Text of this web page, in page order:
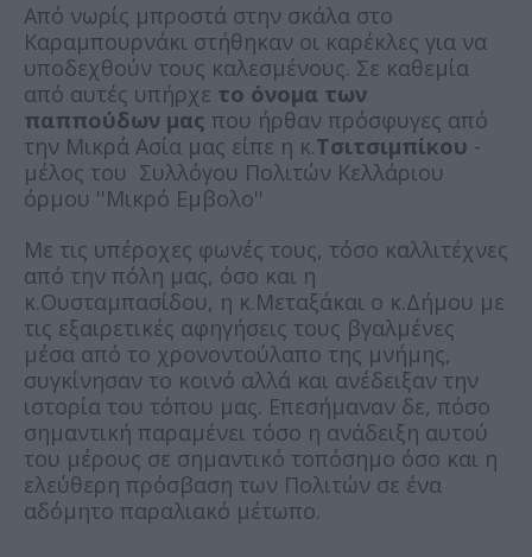
Από νωρίς μπροστά στην σκάλα στο
Καραμπουρνάκι στήθηκαν οι καρέκλες για να
υποδεχθούν τους καλεσμένους. Σε καθεμία
από αυτές υπήρχε το όνομα των
παππούδων μας που ήρθαν πρόσφυγες από
την Μικρά Ασία μας είπε η κ.Τσιτσιμπίκου -
μέλος του Συλλόγου Πολιτών Κελλάριου
όρμου ''Μικρό Εμβολο''
Με τις υπέροχες φωνές τους, τόσο καλλιτέχνες
από την πόλη μας, όσο και η
κ.Ουσταμπασίδου, η κ.Μεταξάκαι ο κ.Δήμου με
τις εξαιρετικές αφηγήσεις τους βγαλμένες
μέσα από το χρονοντούλαπο της μνήμης,
συγκίνησαν το κοινό αλλά και ανέδειξαν την
ιστορία του τόπου μας. Επεσήμαναν δε, πόσο
σημαντική παραμένει τόσο η ανάδειξη αυτού
του μέρους σε σημαντικό τοπόσημο όσο και η
ελεύθερη πρόσβαση των Πολιτών σε ένα
αδόμητο παραλιακό μέτωπο.